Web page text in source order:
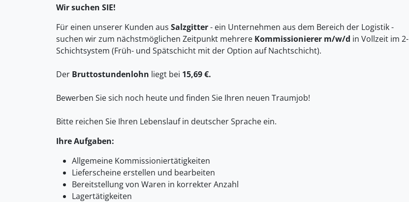
Wir suchen SIE!
Für einen unserer Kunden aus Salzgitter- ein Unternehmen aus dem Bereich der Logistik -
suchen wir zum nächstmöglichen Zeitpunkt mehrere Kommissionierer m/w/d in Vollzeit im 2-
Schichtsystem (Früh- und Spätschicht mit der Option auf Nachtschicht).
Der Bruttostundenlohn liegt bei 15,69 €.
Bewerben Sie sich noch heute und finden Sie Ihren neuen Traumjob!
Bitte reichen Sie Ihren Lebenslauf in deutscher Sprache ein.
Ihre Aufgaben:
Allgemeine Kommissioniertätigkeiten
Lieferscheine erstellen und bearbeiten
Bereitstellung von Waren in korrekter Anzahl
Lagertätigkeiten